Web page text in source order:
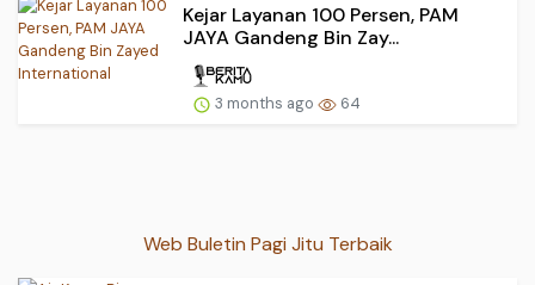
Kejar Layanan 100 Persen, PAM
JAYA Gandeng Bin Zay...
3 months ago 64
Web Buletin Pagi Jitu Terbaik